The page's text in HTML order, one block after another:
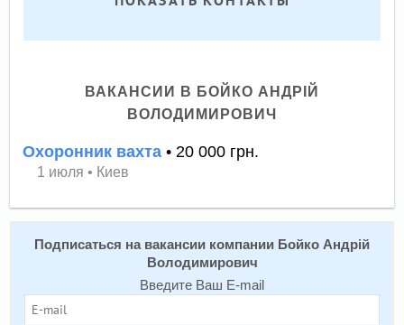
ВАКАНСИИ В БОЙКО АНДРIЙ
ВОЛОДИМИРОВИЧ
Охоронник вахта • 20 000 грн.
1 июля • Киев
Подписаться на вакансии компании Бойко Андрiй
Володимирович
Введите Ваш E-mail